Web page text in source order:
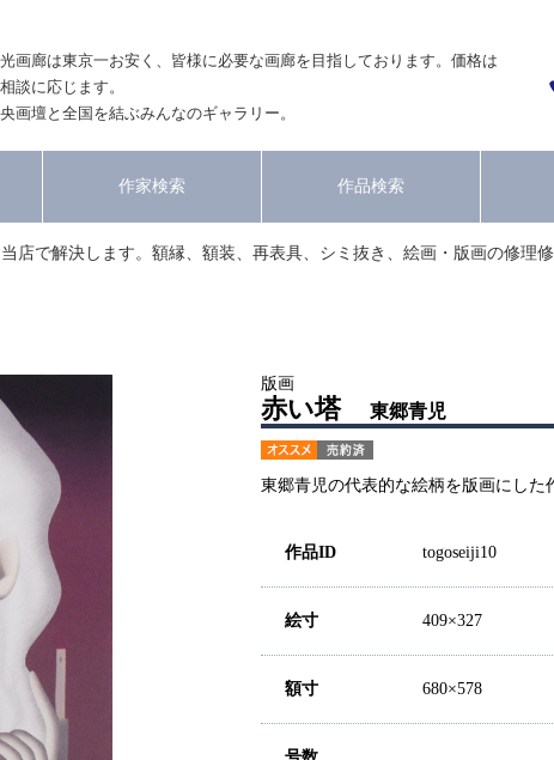
画廊は東京一お安く、皆様に必要な画廊を目指しております。価格は
談に応じます。
画壇と全国を結ぶみんなのギャラリー。
作家検索 作品検索
店で解決します。額縁、額装、再表具、シミ抜き、絵画・版画の修理
版画
赤い塔 東郷青児
東郷青児の代表的な絵柄を版画にした
作品ID togoseiji10
絵寸 409×327
額寸 680×578